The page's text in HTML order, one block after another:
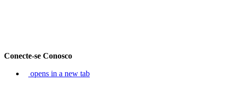
Conecte-se Conosco
opens in a new tab